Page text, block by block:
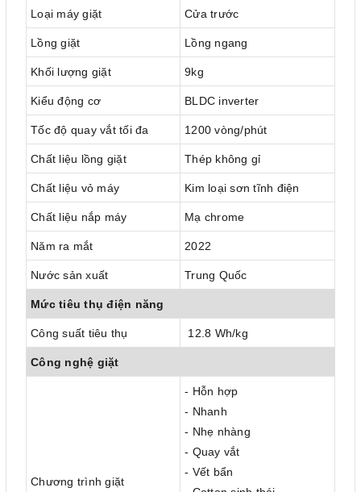
Loại máy giặt Cửa trước
Lồng giặt Lồng ngang
Khối lượng giặt 9kg
Kiểu động cơ BLDC inverter
Tốc độ quay vắt tối đa 1200 vòng/phút
Chất liệu lồng giặt Thép không gỉ
Chất liệu vỏ máy Kim loại sơn tĩnh điện
Chất liệu nắp máy Mạ chrome
Năm ra mắt 2022
Nước sản xuất Trung Quốc
Mức tiêu thụ điện năng
Công suất tiêu thụ 12.8 Wh/kg
Công nghệ giặt
Chương trình giặt
- Hỗn hợp
- Nhanh
- Nhẹ nhàng
- Quay vắt
- Vết bẩn